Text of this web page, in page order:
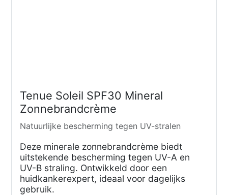
Tenue Soleil SPF30 Mineral
Zonnebrandcrème
Natuurlijke bescherming tegen UV-stralen
Deze minerale zonnebrandcrème biedt
uitstekende bescherming tegen UV-A en
UV-B straling. Ontwikkeld door een
huidkankerexpert, ideaal voor dagelijks
gebruik.